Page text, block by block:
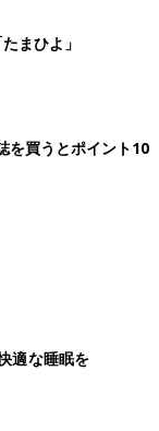
の産後ケア宿泊
ランで合わせて7
も1室借り、荒
ろやおむつ替
したママからは
いろいろな人が
て…うれしかった
まひよ」
を買うとポイント10
適な睡眠を